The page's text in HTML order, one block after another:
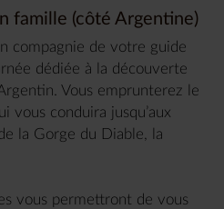
famille (côté Argentine)
compagnie de votre guide
dédiée à la découverte
Vous emprunterez le
vous conduira jusqu’aux
la Gorge du Diable, la
vous permettront de vous